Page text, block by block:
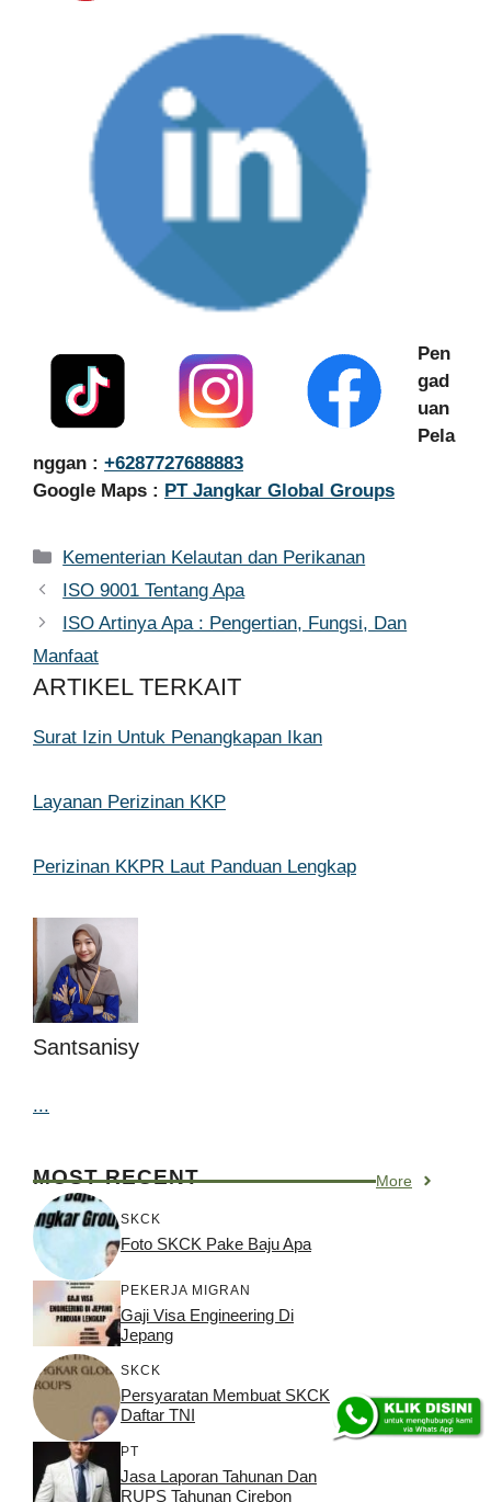
Pen
gad
uan
Pela
nggan : +6287727688883
Google Maps : PT Jangkar Global Groups
Kategori
Kementerian Kelautan dan Perikanan
ISO 9001 Tentang Apa
ISO Artinya Apa : Pengertian, Fungsi, Dan
Manfaat
ARTIKEL TERKAIT
Surat Izin Untuk Penangkapan Ikan
Layanan Perizinan KKP
Perizinan KKPR Laut Panduan Lengkap
Santsanisy
...
MOST RECENT More
SKCK
Foto SKCK Pake Baju Apa
PEKERJA MIGRAN
Gaji Visa Engineering Di
Jepang
SKCK
Persyaratan Membuat SKCK
Daftar TNI
PT
Jasa Laporan Tahunan Dan
RUPS Tahunan Cirebon